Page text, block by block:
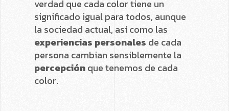
verdad que cada color tiene un
significado igual para todos, aunque
la sociedad actual, así como las
experiencias personales de cada
persona cambian sensiblemente la
percepciónque tenemos de cada
color.